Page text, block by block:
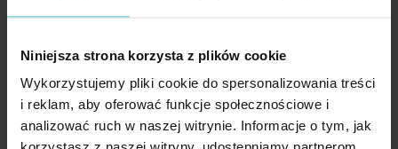
Niniejsza strona korzysta z plików cookie
Wykorzystujemy pliki cookie do spersonalizowania treści
i reklam, aby oferować funkcje społecznościowe i
analizować ruch w naszej witrynie. Informacje o tym, jak